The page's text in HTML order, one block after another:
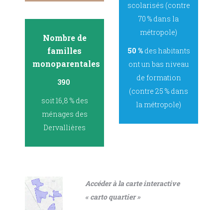
Nombre de
familles
monoparentales
390
soit 16,8 % des
ménages des
Dervallières
scolarisés (contre
70 % dans la
métropole)
50 % des habitants
ont un bas niveau
de formation
(contre 25 % dans
la métropole)
Accéder à la carte interactive
« carto quartier »